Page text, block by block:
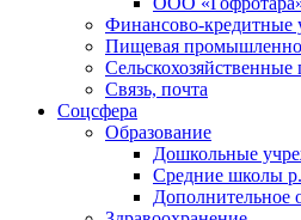
Финансово-кредитные
Пищевая
Сельскохозяйственные
Связь, почта
Соцсфера
Образование
Дошкольные
Средние школы
Дополнительное